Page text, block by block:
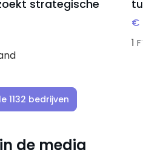
strategische
€
1 FTE
1132 bedrijven
de media